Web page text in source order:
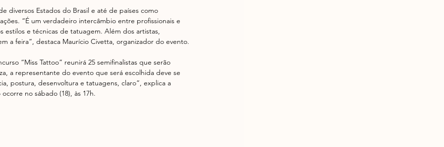
diversos Estados do Brasil e até de países como
“É um verdadeiro intercâmbio entre profissionais e
e técnicas de tatuagem. Além dos artistas,
a feira”, destaca Maurício Civetta, organizador do evento.
“Miss Tattoo” reunirá 25 semifinalistas que serão
a representante do evento que será escolhida deve se
postura, desenvoltura e tatuagens, claro”, explica a
no sábado (18), às 17h.